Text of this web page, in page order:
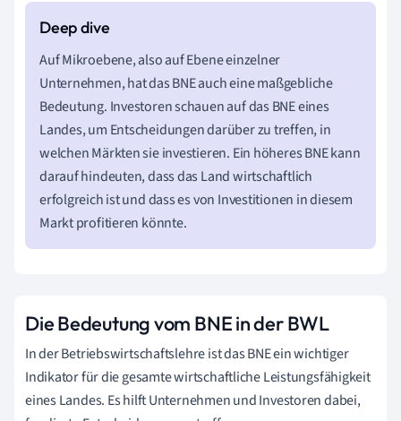
Auf Mikroebene, also auf Ebene einzelner
Unternehmen, hat das BNE auch eine maßgebliche
Bedeutung. Investoren schauen auf das BNE eines
Landes, um Entscheidungen darüber zu treffen, in
welchen Märkten sie investieren. Ein höheres BNE kann
darauf hindeuten, dass das Land wirtschaftlich
erfolgreich ist und dass es von Investitionen in diesem
Markt profitieren könnte.
Die Bedeutung vom BNE in der BWL
In der Betriebswirtschaftslehre ist das BNE ein wichtiger
Indikator für die gesamte wirtschaftliche Leistungsfähigkeit
eines Landes. Es hilft Unternehmen und Investoren dabei,